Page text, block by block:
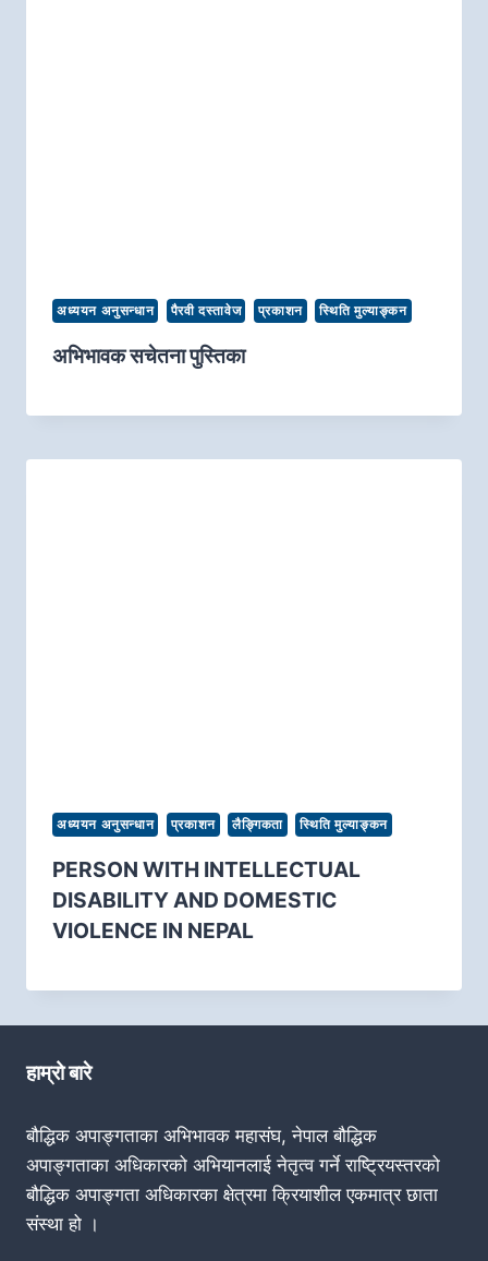
अध्ययन अनुसन्धान पैरवी दस्तावेज प्रकाशन स्थिति मुल्याङ्कन
अभिभावक सचेतना पुस्तिका
अध्ययन अनुसन्धान प्रकाशन लैङ्गिकता स्थिति मुल्याङ्कन
PERSON WITH INTELLECTUAL
DISABILITY AND DOMESTIC
VIOLENCE IN NEPAL
हाम्रो बारे
बौद्धिक अपाङ्गताका अभिभावक महासंघ, नेपाल बौद्धिक
अपाङ्गताका अधिकारको अभियानलाई नेतृत्व गर्ने राष्ट्रियस्तरको
बौद्धिक अपाङ्गता अधिकारका क्षेत्रमा क्रियाशील एकमात्र छाता
संस्था हो ।